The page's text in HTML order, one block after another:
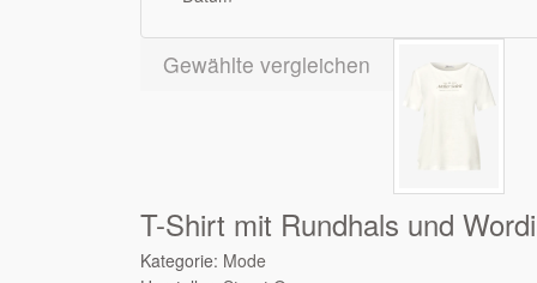
Gewählte vergleichen
T-Shirt mit Rundhals und
Kategorie: Mode